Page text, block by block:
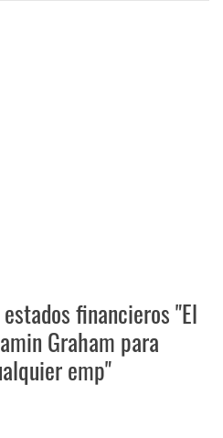
financieros "El
Graham para
emp"